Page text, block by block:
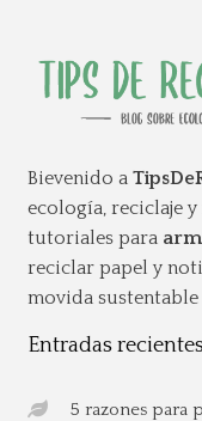
Bievenido a
ecología, reciclaje
tutoriales para
reciclar papel y
movida
Entradas
5 razones para